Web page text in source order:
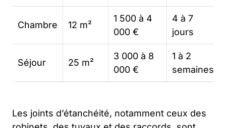
Chambre 12 m²
1 500 à 4
000 €
4 à 7
jours
Séjour 25 m²
3 000 à 8
000 €
1 à 2
semaines
Les joints d’étanchéité, notamment ceux des